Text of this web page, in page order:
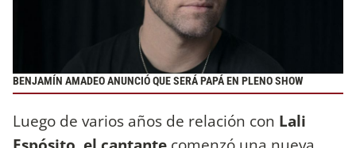
BENJAMÍN AMADEO ANUNCIÓ QUE SERÁ PAPÁ EN PLENO SHOW
Luego de varios años de relación con Lali